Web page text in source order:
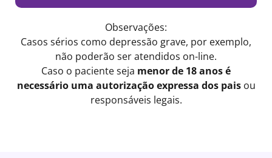
Observações:
Casos sérios como depressão grave, por exemplo,
não poderão ser atendidos on-line.
Caso o paciente seja menor de 18 anos é
necessário uma autorização expressa dos paisou
responsáveis legais.